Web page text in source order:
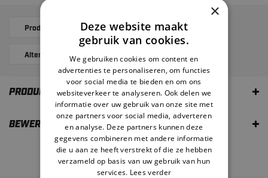
Produktbeschreibung Ergänzende Produkte
Alternatives Bewertungen
PRODUKTBESCHREIBUNG
BEWERTUNGEN
×
Deze website maakt
gebruik van cookies.
We gebruiken cookies om content en
advertenties te personaliseren, om functies
voor social media te bieden en om ons
websiteverkeer te analyseren. Ook delen we
informatie over uw gebruik van onze site met
onze partners voor social media, adverteren
en analyse. Deze partners kunnen deze
gegevens combineren met andere informatie
die u aan ze heeft verstrekt of die ze hebben
verzameld op basis van uw gebruik van hun
services. Lees verder